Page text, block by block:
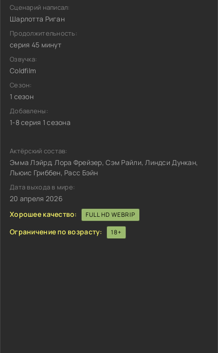
Сценарий написал:
Шарлотта Риган
Продолжительность:
серия 45 минут
Озвучка:
Coldfilm
Сезон:
1 сезон
Добавлены:
1-8 серия 1 сезона
Актёрский состав:
Эмма Лэйрд, Лора Фрейзер, Сэм Райли, Линдси Дункан,
Льюис Гриббен, Расс Бэйн
Дата выхода в мире:
20 апреля 2026
Хорошее качество:
FULL HD WEBRIP
Ограничение по возрасту: 18+